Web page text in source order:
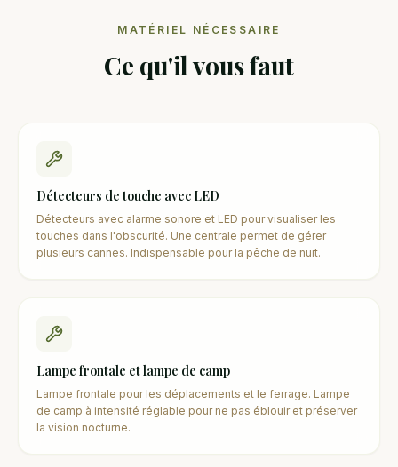
MATÉRIEL NÉCESSAIRE
Ce qu'il vous faut
Détecteurs de touche avec LED
Détecteurs avec alarme sonore et LED pour visualiser les
touches dans l'obscurité. Une centrale permet de gérer
plusieurs cannes. Indispensable pour la pêche de nuit.
Lampe frontale et lampe de camp
Lampe frontale pour les déplacements et le ferrage. Lampe
de camp à intensité réglable pour ne pas éblouir et préserver
la vision nocturne.